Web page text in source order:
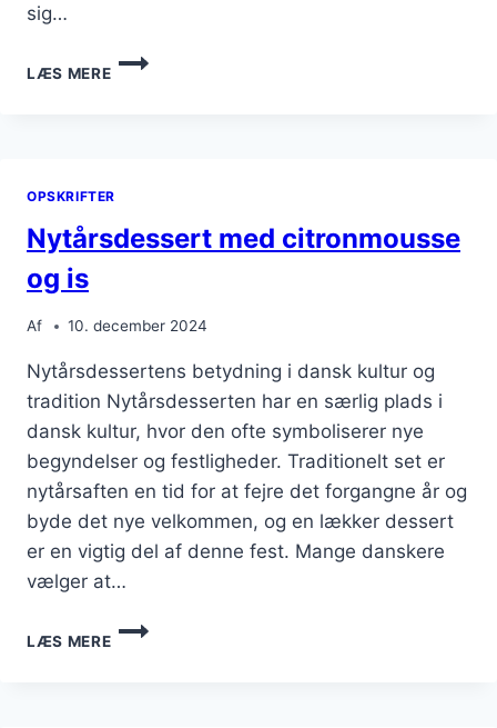
sig…
LÆS MERE
NYTÅRSDESSERT
MED
OPSKRIFTER
Nytårsdessert med citronmousse
og is
Af 10. december 2024
Nytårsdessertens betydning i dansk kultur og
tradition Nytårsdesserten har en særlig plads i
dansk kultur, hvor den ofte symboliserer nye
begyndelser og festligheder. Traditionelt set er
nytårsaften en tid for at fejre det forgangne år og
byde det nye velkommen, og en lækker dessert
er en vigtig del af denne fest. Mange danskere
vælger at…
LÆS MERE
NYTÅRSDESSERT
MED